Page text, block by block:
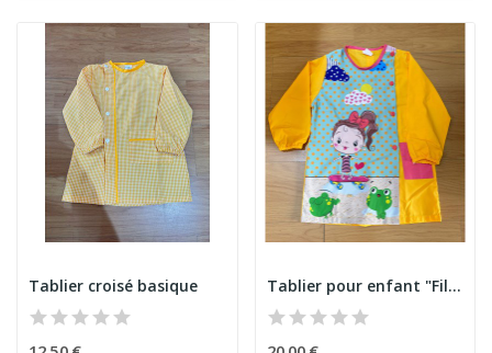
Tablier croisé basique Tablier pour enfant "Fille et skate"